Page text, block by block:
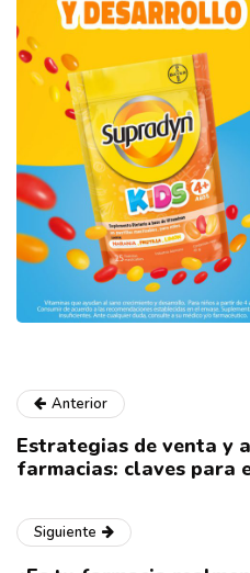
Anterior
Estrategias de venta y
farmacias: claves para
Siguiente